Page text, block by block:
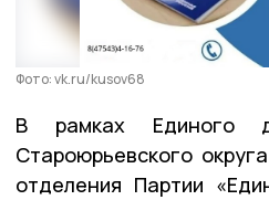
Фото: vk.ru/kusov68
В рамках Единого
Староюрьевского
отделения Партии